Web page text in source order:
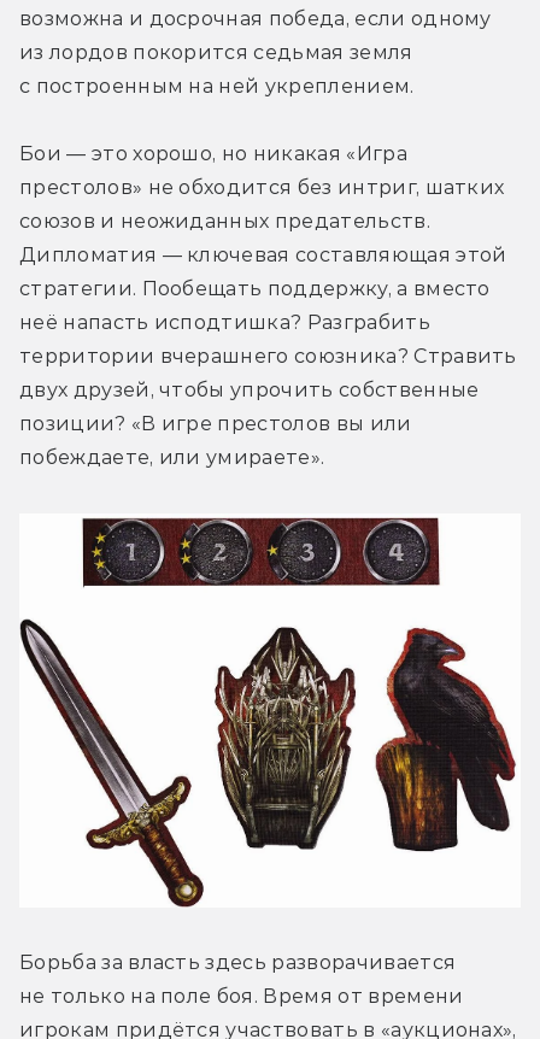
возможна и досрочная победа, если одному
из лордов покорится седьмая земля
с построенным на ней укреплением.
Бои — это хорошо, но никакая «Игра
престолов» не обходится без интриг, шатких
союзов и неожиданных предательств.
Дипломатия — ключевая составляющая этой
стратегии. Пообещать поддержку, а вместо
неё напасть исподтишка? Разграбить
территории вчерашнего союзника? Стравить
двух друзей, чтобы упрочить собственные
позиции? «В игре престолов вы или
побеждаете, или умираете».
Борьба за власть здесь разворачивается
не только на поле боя. Время от времени
игрокам придётся участвовать в «аукционах»,